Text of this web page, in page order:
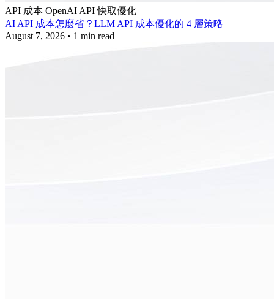
API 成本 OpenAI API 快取優化
AI API 成本怎麼省？LLM API 成本優化的 4 層策略
August 7, 2026 • 1 min read